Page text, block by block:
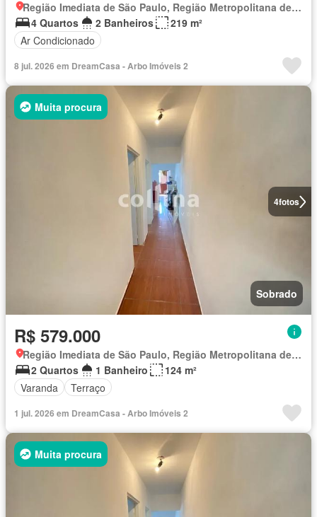
Região Imediata de São Paulo, Região Metropolitana de São Paulo
4 Quartos
2 Banheiros
219 m²
Ar Condicionado
8 jul. 2026 em DreamCasa - Arbo Imóveis 2
4fotos
Muita procura
Sobrado
R$ 579.000
Região Imediata de São Paulo, Região Metropolitana de São Paulo
2 Quartos
1 Banheiro
124 m²
Varanda
Terraço
1 jul. 2026 em DreamCasa - Arbo Imóveis 2
Muita procura